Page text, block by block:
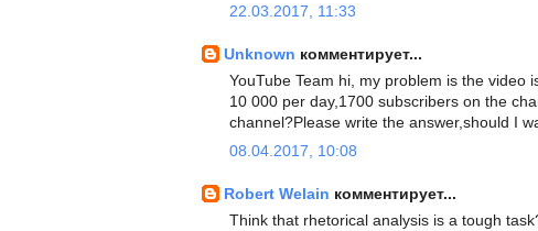
22.03.2017, 11:33
Unknown комментирует...
YouTube Team hi, my problem is the video
10 000 per day,1700 subscribers on the
channel?Please write the answer,should I
08.04.2017, 10:08
Robert Welain комментирует...
Think that rhetorical analysis is a tough